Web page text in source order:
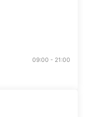
09:00 - 21:00